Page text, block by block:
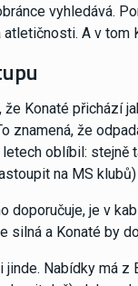
vyhledává.
A v tom
Konaté přichází
znamená, že
oblíbil: stejně
na MS
doporučuje, je v
silná a Konaté by
jinde. Nabídky má